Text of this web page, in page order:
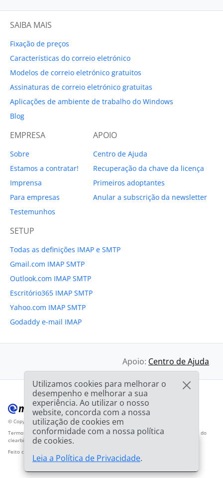
SAIBA MAIS
Fixação de preços
Características do correio eletrónico
Modelos de correio eletrónico gratuitos
Assinaturas de correio eletrónico gratuitas
Aplicações de ambiente de trabalho do Windows
Blog
EMPRESA
Sobre
Estamos a contratar!
Imprensa
Para empresas
Testemunhos
APOIO
Centro de Ajuda
Recuperação da chave da licença
Primeiros adoptantes
Anular a subscrição da newsletter
SETUP
Todas as definições IMAP e SMTP
Gmail.com IMAP SMTP
Outlook.com IMAP SMTP
Escritório365 IMAP SMTP
Yahoo.com IMAP SMTP
Godaddy e-mail IMAP
Apoio: Centro de Ajuda
© Copyright 2012-2026 Mailbird™Todos os direitos reservados.
Termos de Serviço Política de Privacidade Mapa do sítio Logotipo do fornecedor do
clearbit.com
Feito com
Utilizamos cookies para melhorar o
desempenho e melhorar a sua
experiência. Ao utilizar o nosso
website, concorda com a nossa
utilização de cookies em
conformidade com a nossa política
de cookies.
Leia a Política de Privacidade.
🎉 ESPECIAL: 75% de
GRATUITA!